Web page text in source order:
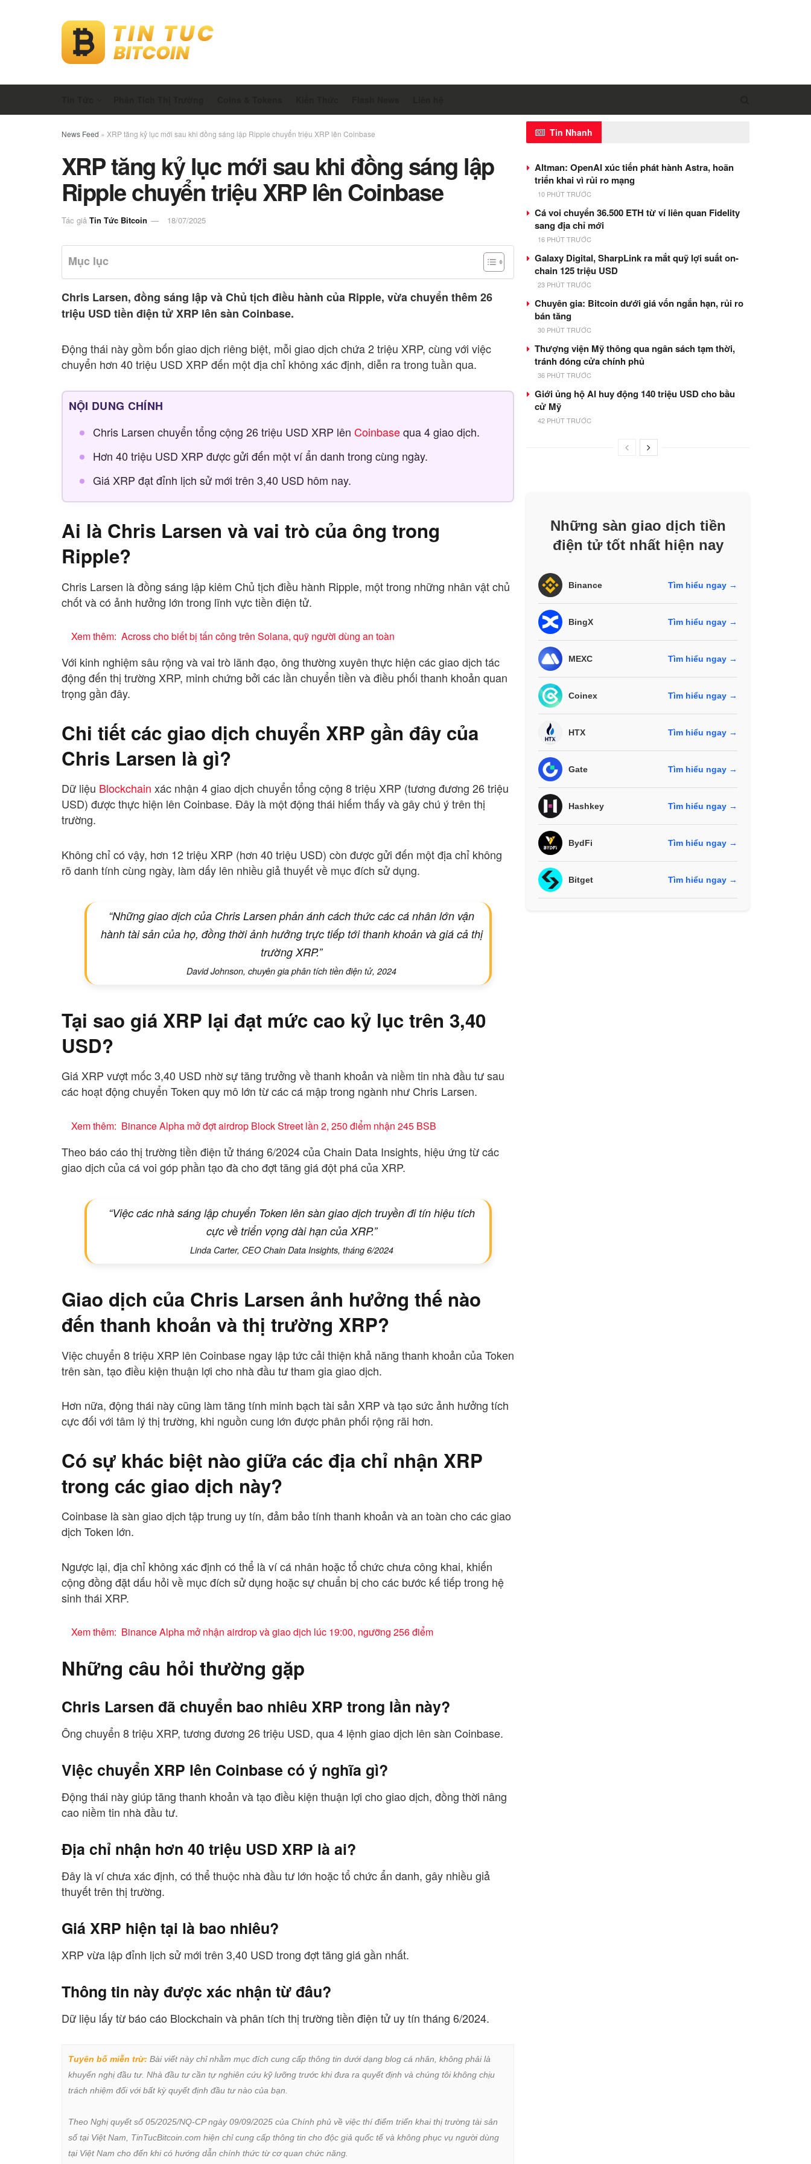
News Feed » XRP tăng kỷ lục mới sau khi đồng sáng lập Ripple chuyển triệu XRP lên Coinbase
XRP tăng kỷ lục mới sau khi đồng sáng lập
Ripple chuyển triệu XRP lên Coinbase
Tác giả Tin Tức Bitcoin 18/07/2025
Mục lục
Chris Larsen, đồng sáng lập và Chủ tịch điều hành của Ripple, vừa chuyển thêm 26
triệu USD tiền điện tử XRP lên sàn Coinbase.
Động thái này gồm bốn giao dịch riêng biệt, mỗi giao dịch chứa 2 triệu XRP, cùng với việc
chuyển hơn 40 triệu USD XRP đến một địa chỉ không xác định, diễn ra trong tuần qua.
NỘI DUNG CHÍNH
Chris Larsen chuyển tổng cộng 26 triệu USD XRP lên Coinbasequa 4 giao dịch.
Hơn 40 triệu USD XRP được gửi đến một ví ẩn danh trong cùng ngày.
Giá XRP đạt đỉnh lịch sử mới trên 3,40 USD hôm nay.
Ai là Chris Larsen và vai trò của ông trong
Ripple?
Chris Larsen là đồng sáng lập kiêm Chủ tịch điều hành Ripple, một trong những nhân vật chủ
chốt và có ảnh hưởng lớn trong lĩnh vực tiền điện tử.
Xem thêm: Across cho biết bị tấn công trên Solana, quỹ người dùng an toàn
Với kinh nghiệm sâu rộng và vai trò lãnh đạo, ông thường xuyên thực hiện các giao dịch tác
động đến thị trường XRP, minh chứng bởi các lần chuyển tiền và điều phối thanh khoản quan
trọng gần đây.
Chi tiết các giao dịch chuyển XRP gần đây của
Chris Larsen là gì?
Dữ liệu Blockchain xác nhận 4 giao dịch chuyển tổng cộng 8 triệu XRP (tương đương 26 triệu
USD) được thực hiện lên Coinbase. Đây là một động thái hiếm thấy và gây chú ý trên thị
trường.
Không chỉ có vậy, hơn 12 triệu XRP (hơn 40 triệu USD) còn được gửi đến một địa chỉ không
rõ danh tính cùng ngày, làm dấy lên nhiều giả thuyết về mục đích sử dụng.
“Những giao dịch của Chris Larsen phản ánh cách thức các cá nhân lớn vận
hành tài sản của họ, đồng thời ảnh hưởng trực tiếp tới thanh khoản và giá cả thị
trường XRP.”
David Johnson, chuyên gia phân tích tiền điện tử, 2024
Tại sao giá XRP lại đạt mức cao kỷ lục trên 3,40
USD?
Giá XRP vượt mốc 3,40 USD nhờ sự tăng trưởng về thanh khoản và niềm tin nhà đầu tư sau
các hoạt động chuyển Token quy mô lớn từ các cá mập trong ngành như Chris Larsen.
Xem thêm: Binance Alpha mở đợt airdrop Block Street lần 2, 250 điểm nhận 245 BSB
Theo báo cáo thị trường tiền điện tử tháng 6/2024 của Chain Data Insights, hiệu ứng từ các
giao dịch của cá voi góp phần tạo đà cho đợt tăng giá đột phá của XRP.
“Việc các nhà sáng lập chuyển Token lên sàn giao dịch truyền đi tín hiệu tích
cực về triển vọng dài hạn của XRP.”
Linda Carter, CEO Chain Data Insights, tháng 6/2024
Giao dịch của Chris Larsen ảnh hưởng thế nào
đến thanh khoản và thị trường XRP?
Việc chuyển 8 triệu XRP lên Coinbase ngay lập tức cải thiện khả năng thanh khoản của Token
trên sàn, tạo điều kiện thuận lợi cho nhà đầu tư tham gia giao dịch.
Hơn nữa, động thái này cũng làm tăng tính minh bạch tài sản XRP và tạo sức ảnh hưởng tích
cực đối với tâm lý thị trường, khi nguồn cung lớn được phân phối rộng rãi hơn.
Có sự khác biệt nào giữa các địa chỉ nhận XRP
trong các giao dịch này?
Coinbase là sàn giao dịch tập trung uy tín, đảm bảo tính thanh khoản và an toàn cho các giao
dịch Token lớn.
Ngược lại, địa chỉ không xác định có thể là ví cá nhân hoặc tổ chức chưa công khai, khiến
cộng đồng đặt dấu hỏi về mục đích sử dụng hoặc sự chuẩn bị cho các bước kế tiếp trong hệ
sinh thái XRP.
Xem thêm: Binance Alpha mở nhận airdrop và giao dịch lúc 19:00, ngưỡng 256 điểm
Những câu hỏi thường gặp
Chris Larsen đã chuyển bao nhiêu XRP trong lần này?
Ông chuyển 8 triệu XRP, tương đương 26 triệu USD, qua 4 lệnh giao dịch lên sàn Coinbase.
Việc chuyển XRP lên Coinbase có ý nghĩa gì?
Động thái này giúp tăng thanh khoản và tạo điều kiện thuận lợi cho giao dịch, đồng thời nâng
cao niềm tin nhà đầu tư.
Địa chỉ nhận hơn 40 triệu USD XRP là ai?
Đây là ví chưa xác định, có thể thuộc nhà đầu tư lớn hoặc tổ chức ẩn danh, gây nhiều giả
thuyết trên thị trường.
Giá XRP hiện tại là bao nhiêu?
XRP vừa lập đỉnh lịch sử mới trên 3,40 USD trong đợt tăng giá gần nhất.
Thông tin này được xác nhận từ đâu?
Dữ liệu lấy từ báo cáo Blockchain và phân tích thị trường tiền điện tử uy tín tháng 6/2024.
Tuyên bố miễn trừ: Bài viết này chỉ nhằm mục đích cung cấp thông tin dưới dạng blog cá nhân, không phải là
khuyến nghị đầu tư. Nhà đầu tư cần tự nghiên cứu kỹ lưỡng trước khi đưa ra quyết định và chúng tôi không chịu
trách nhiệm đối với bất kỳ quyết định đầu tư nào của bạn.
Theo Nghị quyết số 05/2025/NQ-CP ngày 09/09/2025 của Chính phủ về việc thí điểm triển khai thị trường tài sản
số tại Việt Nam, TinTucBitcoin.com hiện chỉ cung cấp thông tin cho độc giả quốc tế và không phục vụ người dùng
tại Việt Nam cho đến khi có hướng dẫn chính thức từ cơ quan chức năng.
Tin Nhanh
Altman: OpenAI xúc tiến phát hành Astra, hoãn
triển khai vì rủi ro mạng
10 PHÚT TRƯỚC
Cá voi chuyển 36.500 ETH từ ví liên quan Fidelity
sang địa chỉ mới
16 PHÚT TRƯỚC
Galaxy Digital, SharpLink ra mắt quỹ lợi suất on-
chain 125 triệu USD
23 PHÚT TRƯỚC
Chuyên gia: Bitcoin dưới giá vốn ngắn hạn, rủi ro
bán tăng
30 PHÚT TRƯỚC
Thượng viện Mỹ thông qua ngân sách tạm thời,
tránh đóng cửa chính phủ
36 PHÚT TRƯỚC
Giới ủng hộ AI huy động 140 triệu USD cho bầu
cử Mỹ
42 PHÚT TRƯỚC
Những sàn giao dịch tiền
điện tử tốt nhất hiện nay
Binance Tìm hiểu ngay →
BingX Tìm hiểu ngay →
MEXC Tìm hiểu ngay →
Coinex Tìm hiểu ngay →
HTX Tìm hiểu ngay →
Gate Tìm hiểu ngay →
Hashkey Tìm hiểu ngay →
BydFi Tìm hiểu ngay →
Bitget Tìm hiểu ngay →